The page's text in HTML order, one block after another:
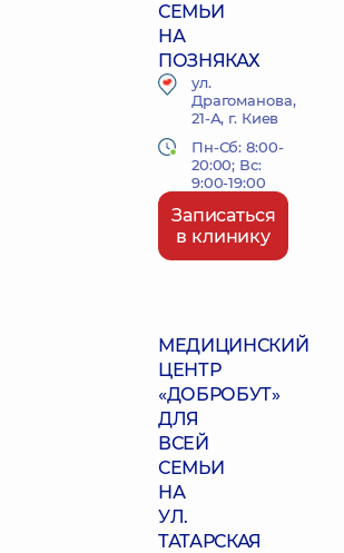
СЕМЬИ
НА
ПОЗНЯКАХ
ул.
Драгоманова,
21-А, г. Киев
Пн-Сб: 8:00-
20:00; Вс:
9:00-19:00
Записаться
в клинику
МЕДИЦИНСКИЙ
ЦЕНТР
«ДОБРОБУТ»
ДЛЯ
ВСЕЙ
СЕМЬИ
НА
УЛ.
ТАТАРСКАЯ